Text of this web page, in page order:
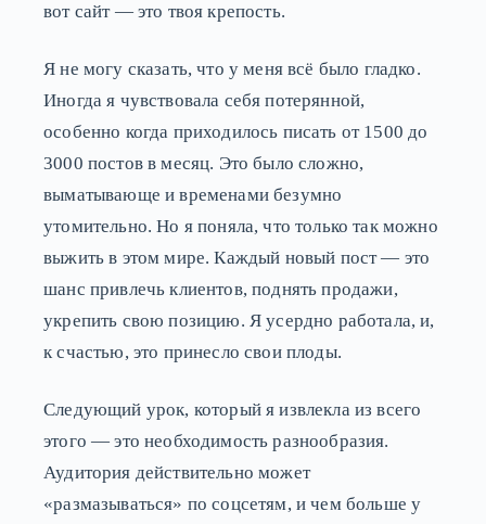
вот сайт — это твоя крепость.
Я не могу сказать, что у меня всё было гладко.
Иногда я чувствовала себя потерянной,
особенно когда приходилось писать от 1500 до
3000 постов в месяц. Это было сложно,
выматывающе и временами безумно
утомительно. Но я поняла, что только так можно
выжить в этом мире. Каждый новый пост — это
шанс привлечь клиентов, поднять продажи,
укрепить свою позицию. Я усердно работала, и,
к счастью, это принесло свои плоды.
Следующий урок, который я извлекла из всего
этого — это необходимость разнообразия.
Аудитория действительно может
«размазываться» по соцсетям, и чем больше у